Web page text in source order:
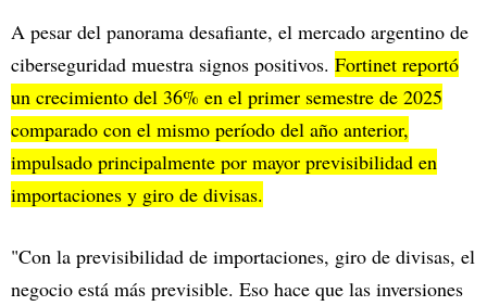
A pesar del panorama desafiante, el mercado argentino de
ciberseguridad muestra signos positivos. Fortinet reportó
un crecimiento del 36% en el primer semestre de 2025
comparado con el mismo período del año anterior,
impulsado principalmente por mayor previsibilidad en
importaciones y giro de divisas.
"Con la previsibilidad de importaciones, giro de divisas, el
negocio está más previsible. Eso hace que las inversiones